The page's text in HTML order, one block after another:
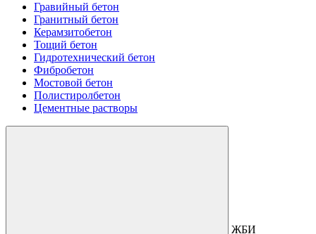
Гравийный бетон
Гранитный бетон
Керамзитобетон
Тощий бетон
Гидротехнический бетон
Фибробетон
Мостовой бетон
Полистиролбетон
Цементные растворы
ЖБИ